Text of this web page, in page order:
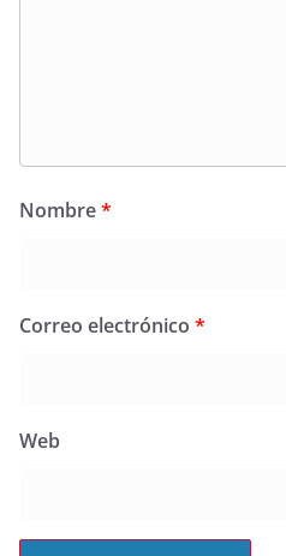
Nombre*
Correo electrónico *
Web